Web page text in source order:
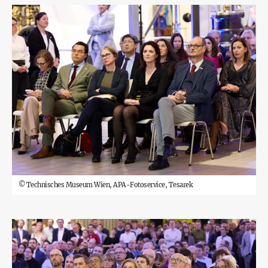
©Technisches Museum Wien, APA-Fotoservice, Tesarek